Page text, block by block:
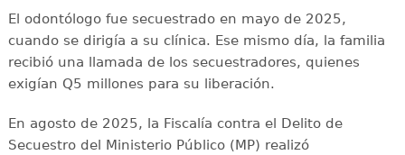
El odontólogo fue secuestrado en mayo de 2025,
cuando se dirigía a su clínica. Ese mismo día, la familia
recibió una llamada de los secuestradores, quienes
exigían Q5 millones para su liberación.
En agosto de 2025, la Fiscalía contra el Delito de
Secuestro del Ministerio Público (MP) realizó